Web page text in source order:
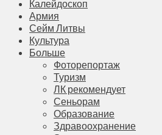
Калейдоскоп
Армия
Сейм Литвы
Культура
Больше
Фоторепортаж
Туризм
ЛК рекомендует
Сеньорам
Образование
Здравоохранение